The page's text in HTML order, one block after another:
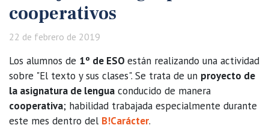
cooperativos
22 de febrero de 2019
Los alumnos de 1º de ESO están realizando una actividad
sobre "El texto y sus clases". Se trata de un proyecto de
la asignatura de lengua conducido de manera
cooperativa; habilidad trabajada especialmente durante
este mes dentro del B!Carácter.